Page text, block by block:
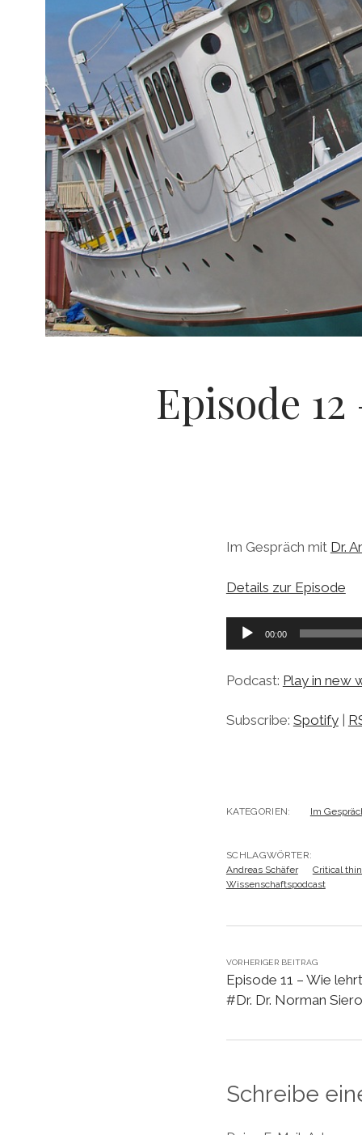
Episode
Im Gespräch mit Dr.
Details zur Episode
Audio-
Player
00:00
Podcast: Play in new
Subscribe: Spotify|
KATEGORIEN: Im
SCHLAGWÖRTER:
Andreas Schäfer
Critical
Wissenschaftspodcast
VORHERIGER BEITRAG
Episode 11 – Wie
#Dr. Dr. Norman
Schreibe